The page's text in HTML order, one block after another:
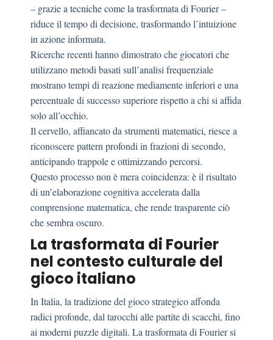
– grazie a tecniche come la trasformata di Fourier –
riduce il tempo di decisione, trasformando l’intuizione
in azione informata.
Ricerche recenti hanno dimostrato che giocatori che
utilizzano metodi basati sull’analisi frequenziale
mostrano tempi di reazione mediamente inferiori e una
percentuale di successo superiore rispetto a chi si affida
solo all’occhio.
Il cervello, affiancato da strumenti matematici, riesce a
riconoscere pattern profondi in frazioni di secondo,
anticipando trappole e ottimizzando percorsi.
Questo processo non è mera coincidenza: è il risultato
di un’elaborazione cognitiva accelerata dalla
comprensione matematica, che rende trasparente ciò
che sembra oscuro.
La trasformata di Fourier
nel contesto culturale del
gioco italiano
In Italia, la tradizione del gioco strategico affonda
radici profonde, dal tarocchi alle partite di scacchi, fino
ai moderni puzzle digitali. La trasformata di Fourier si